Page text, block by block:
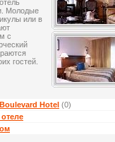
Молодые
или в
с
гостей.
Hotel (0)